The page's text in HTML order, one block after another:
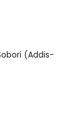
(Addis-